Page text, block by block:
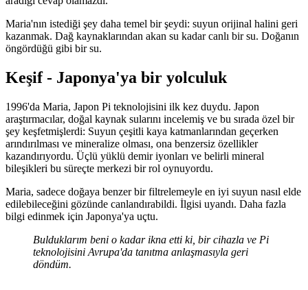
Maria'nın istediği şey daha temel bir şeydi: suyun orijinal halini geri
kazanmak. Dağ kaynaklarından akan su kadar canlı bir su. Doğanın
öngördüğü gibi bir su.
Keşif - Japonya'ya bir yolculuk
1996'da Maria, Japon Pi teknolojisini ilk kez duydu. Japon
araştırmacılar, doğal kaynak sularını incelemiş ve bu sırada özel bir
şey keşfetmişlerdi: Suyun çeşitli kaya katmanlarından geçerken
arındırılması ve mineralize olması, ona benzersiz özellikler
kazandırıyordu. Üçlü yüklü demir iyonları ve belirli mineral
bileşikleri bu süreçte merkezi bir rol oynuyordu.
Maria, sadece doğaya benzer bir filtrelemeyle en iyi suyun nasıl elde
edilebileceğini gözünde canlandırabildi. İlgisi uyandı. Daha fazla
bilgi edinmek için Japonya'ya uçtu.
Bulduklarım beni o kadar ikna etti ki, bir cihazla ve Pi
teknolojisini Avrupa'da tanıtma anlaşmasıyla geri
döndüm.